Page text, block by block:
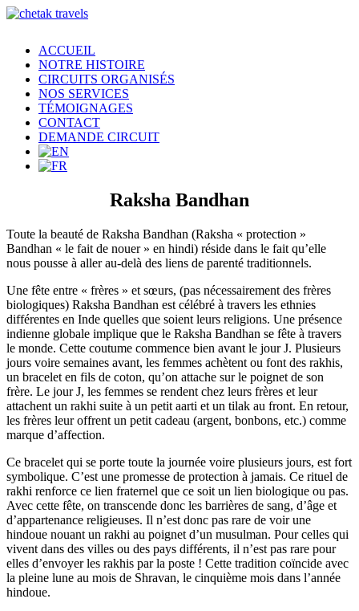
ACCUEIL
NOTRE HISTOIRE
CIRCUITS ORGANISÉS
NOS SERVICES
TÉMOIGNAGES
CONTACT
DEMANDE CIRCUIT
Raksha Bandhan
Toute la beauté de Raksha Bandhan (Raksha « protection »
Bandhan « le fait de nouer » en hindi) réside dans le fait qu’elle
nous pousse à aller au-delà des liens de parenté traditionnels.
Une fête entre « frères » et sœurs, (pas nécessairement des frères
biologiques) Raksha Bandhan est célébré à travers les ethnies
différentes en Inde quelles que soient leurs religions. Une présence
indienne globale implique que le Raksha Bandhan se fête à travers
le monde. Cette coutume commence bien avant le jour J. Plusieurs
jours voire semaines avant, les femmes achètent ou font des rakhis,
un bracelet en fils de coton, qu’on attache sur le poignet de son
frère. Le jour J, les femmes se rendent chez leurs frères et leur
attachent un rakhi suite à un petit aarti et un tilak au front. En retour,
les frères leur offrent un petit cadeau (argent, bonbons, etc.) comme
marque d’affection.
Ce bracelet qui se porte toute la journée voire plusieurs jours, est fort
symbolique. C’est une promesse de protection à jamais. Ce rituel de
rakhi renforce ce lien fraternel que ce soit un lien biologique ou pas.
Avec cette fête, on transcende donc les barrières de sang, d’âge et
d’appartenance religieuses. Il n’est donc pas rare de voir une
hindoue nouant un rakhi au poignet d’un musulman. Pour celles qui
vivent dans des villes ou des pays différents, il n’est pas rare pour
elles d’envoyer les rakhis par la poste ! Cette tradition coïncide avec
la pleine lune au mois de Shravan, le cinquième mois dans l’année
hindoue.